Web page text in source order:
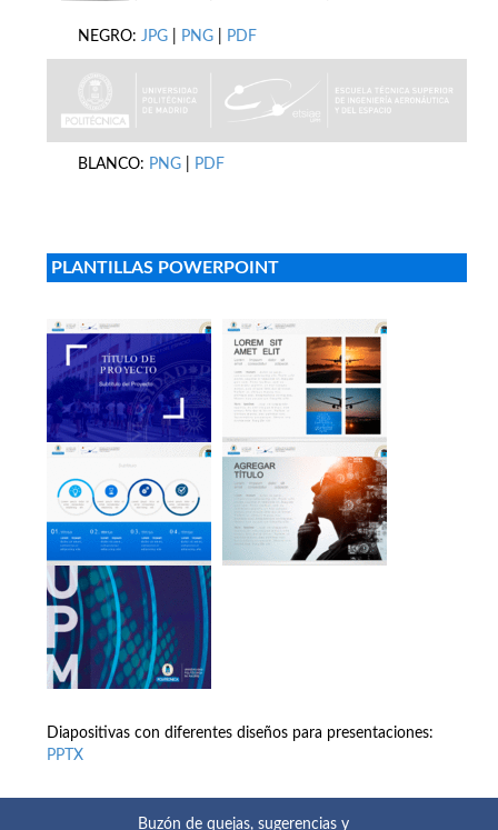
NEGRO: JPG PNG PDF
BLANCO: PNG PDF
PLANTILLAS POWERPOINT
Diapositivas con diferentes diseños para presentaciones:
PPTX
Buzón de quejas, sugerencias y